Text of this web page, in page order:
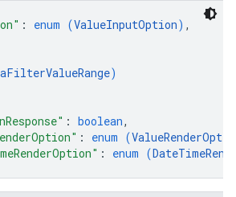
: enum (ValueInputOption) ,
)
: boolean,
: enum (
: enum (